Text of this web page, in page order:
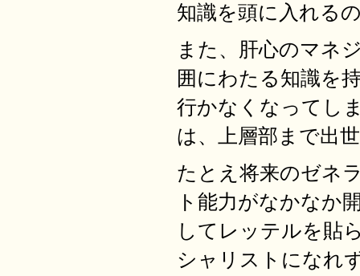
知識を頭に入れる
また、肝心のマネ
囲にわたる知識を
行かなくなってし
は、上層部まで出
たとえ将来のゼネ
ト能力がなかなか
してレッテルを貼
シャリストになれ